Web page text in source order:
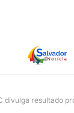
resultado provisório do